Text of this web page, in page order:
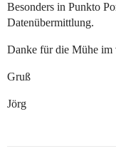
Besonders in Punkto
Datenübermittlung.
Danke für die Mühe im
Gruß
Jörg